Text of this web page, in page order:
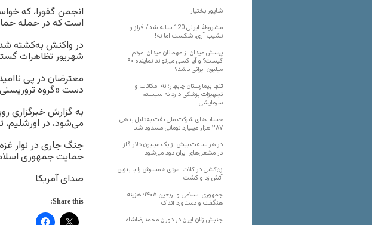
انجمن گفورا، که
است که در حمله حماس در ۷ اکتبر
شهریور تظاهرات
معترضان در پی
دست «گروه
می‌شود، در اورشلیم،
حمایت جمهوری اسلامی است، و کشتن
صدای آمریکا
Share this:
شاپور بختیار
مشروطۀ ایرانی 120 ساله شد/ فراز و
نشیب آری، شکست اما نه!
پرسش میدان از مهمانان میدان: مردم
کیست؟ و آیا کسی می‌تواند نماینده ۹۰
میلیون ایرانی باشد؟
تنها بیمارستان چابهار؛ نه امکانات و
تجهیزات پزشکی دارد نه سیستم
سرمایشی
حساب‌های شرکت ملی نفت به‌دلیل بدهی
۲۸۷ هزار میلیارد تومانی مسدود شد
در هر ساعت بیش از یک میلیون دلار گاز
در مشعل‌های ایران دود می‌شود
زن‌کشی در کلات؛ مردی همسرش را با بنزین
آتش زد و کشت
جمهوری اسلامی و اربعین ۱۴۰۵؛ هزینه
هنگفت و دستاورد اندک
جنبش زنان ایران در دوران محمدرضاشاه،